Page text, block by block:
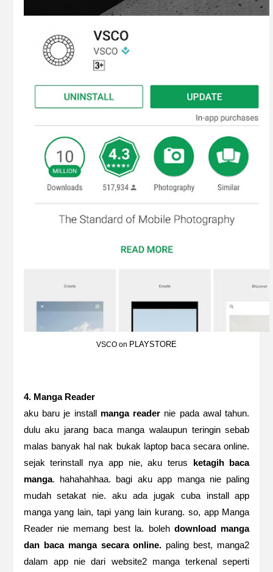
VSCO on PLAYSTORE
4. Manga Reader
aku baru je install manga reader nie pada awal tahun.
dulu aku jarang baca manga walaupun teringin sebab
malas banyak hal nak bukak laptop baca secara online.
sejak terinstall nya app nie, aku terus ketagih baca
manga. hahahahhaa. bagi aku app manga nie paling
mudah setakat nie. aku ada jugak cuba install app
manga yang lain, tapi yang lain kurang. so, app Manga
Reader nie memang best la. bolehdownload manga
dan baca manga secara online. paling best, manga2
dalam app nie dari website2 manga terkenal seperti